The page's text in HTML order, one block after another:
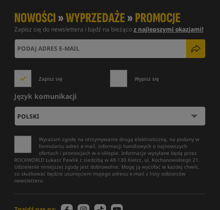
NOWOŚCI»WYPRZEDAŻE»PROMOCJE
Zapisz się do newslettera i bądź na bieżącoz najlepszymi okazjami!
Zapisz się Wypisz się
Język komunikacji
Wyrażam zgodę na otrzymywanie drogą elektroniczną, na podany w
formularzu adres e-mail, informacji handlowych o najnowszych
ofertach i promocjach w e-sklepie. Informacje wysyłane będą przez
ROCKWORLD Łukasz Pawlik z siedzibą w 48-130 Kietrz, ul. Kochanowskiego 21.
Udzielenie niniejszej zgody jest dobrowolne. Mogę ją wycofać w każdej chwili,
co skutkować będzie usunięciem mojego adresu e-mail z listy odbiorców
newslettera.